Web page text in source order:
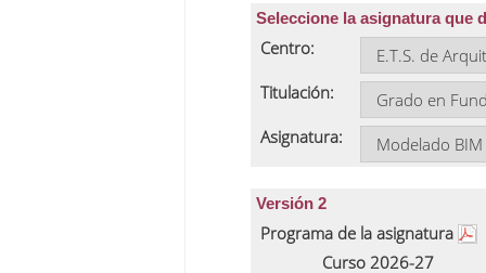
Seleccione la asignatura que
Centro:
Titulación:
Asignatura:
Versión 2
Programa de la asignatura
Curso 2026-27